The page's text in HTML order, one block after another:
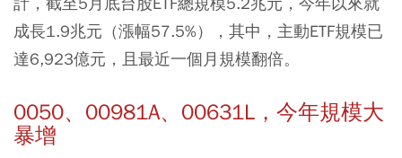
成長1.9兆元（漲幅57.5%），其中，主動ETF規模已
達6,923億元，且最近一個月規模翻倍。
0050、00981A、00631L，今年規模大
暴增